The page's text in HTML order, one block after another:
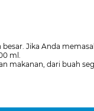
Jika Anda
ml.
makanan, dari buah